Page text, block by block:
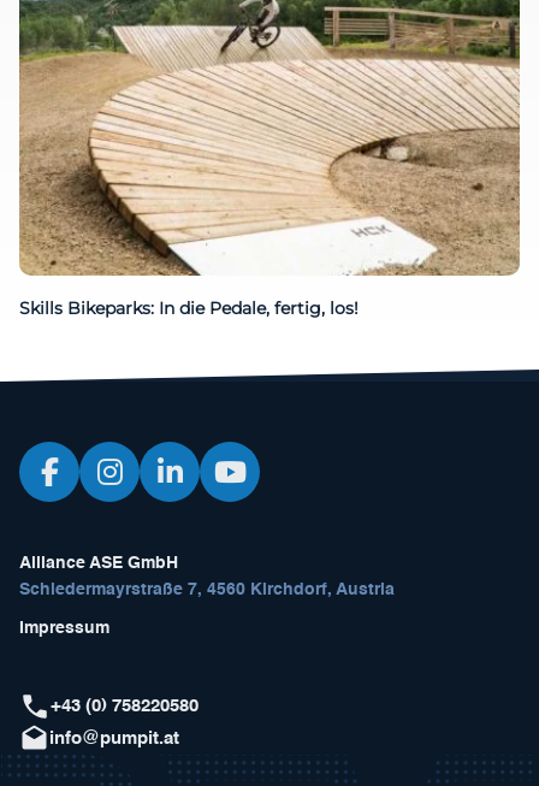
Skills Bikeparks: In die Pedale, fertig, los!
Alliance ASE GmbH
Schiedermayrstraße 7, 4560 Kirchdorf, Austria
Impressum
+43 (0) 758220580
info@pumpit.at